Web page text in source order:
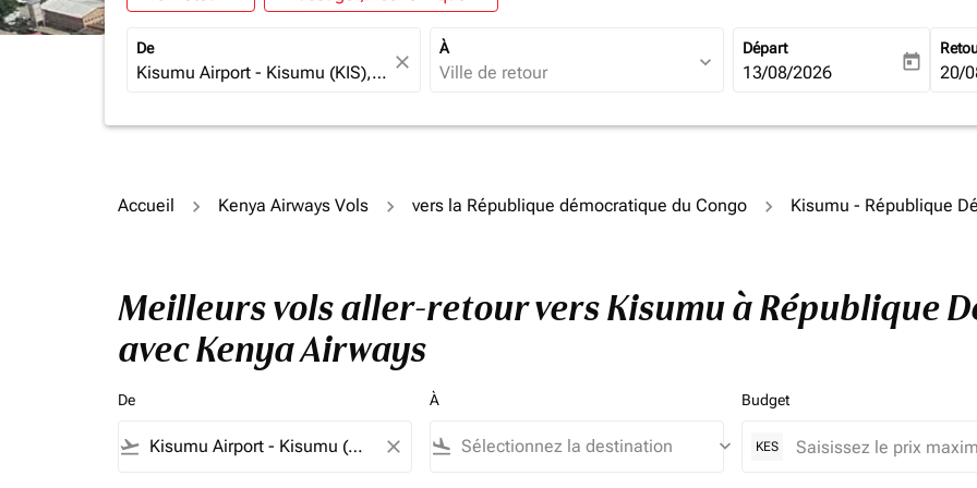
De
close
À
expand_more
Départ
fc-booking-departure-date-
13/08/2026 today fc-
20/
Accueil Kenya Airways Vols vers la République démocratique du Congo Kisumu - République
Meilleurs vols aller-retour vers Kisumu à République
avec Kenya Airways
De
flight_takeoff close
À
flight_land keyboard_arrow_down
Budget
KES